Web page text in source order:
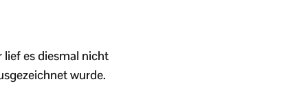
lief es diesmal nicht
wurde.